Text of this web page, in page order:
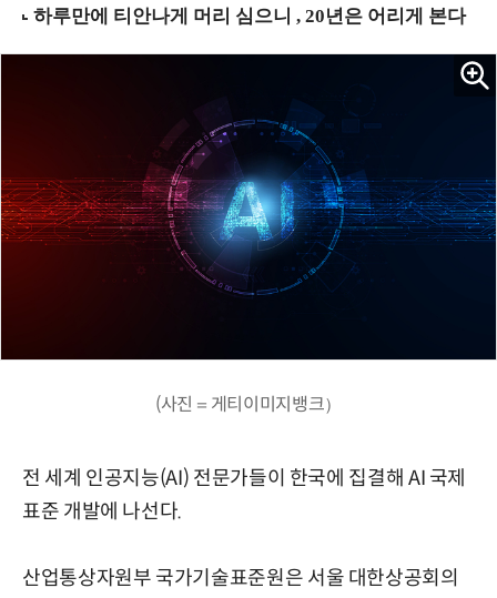
(사진＝게티이미지뱅크）
전 세계 인공지능(AI) 전문가들이 한국에 집결해 AI 국제
표준 개발에 나선다.
산업통상자원부 국가기술표준원은 서울 대한상공회의